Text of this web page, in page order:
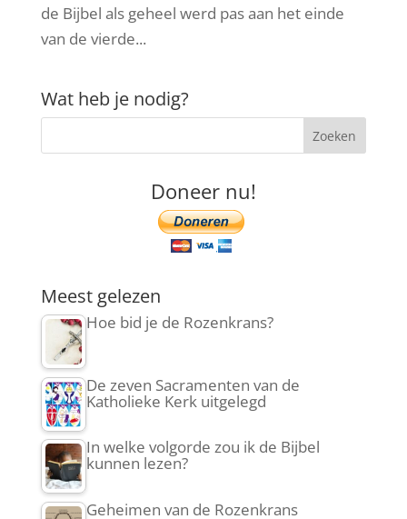
de Bijbel als geheel werd pas aan het einde
van de vierde...
Wat heb je nodig?
Doneer nu!
Meest gelezen
Hoe bid je de Rozenkrans?
De zeven Sacramenten van de
Katholieke Kerk uitgelegd
In welke volgorde zou ik de Bijbel
kunnen lezen?
Geheimen van de Rozenkrans